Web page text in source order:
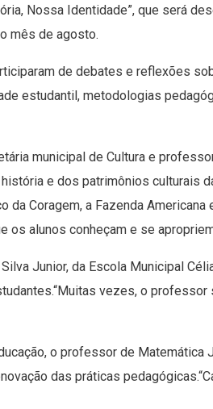
Nossa Identidade”, que será
mês de agosto.
de debates e reflexões
estudantil, metodologias
municipal de Cultura e
e dos patrimônios culturais
Coragem, a Fazenda Americana
os alunos conheçam e se
Junior, da Escola Municipal
vezes, o
o professor de Matemática
das práticas